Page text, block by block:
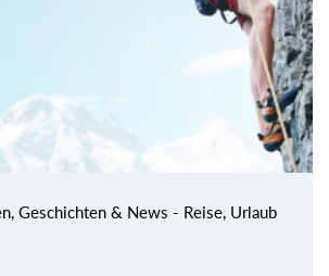
Geschichten & News - Reise, Urlaub